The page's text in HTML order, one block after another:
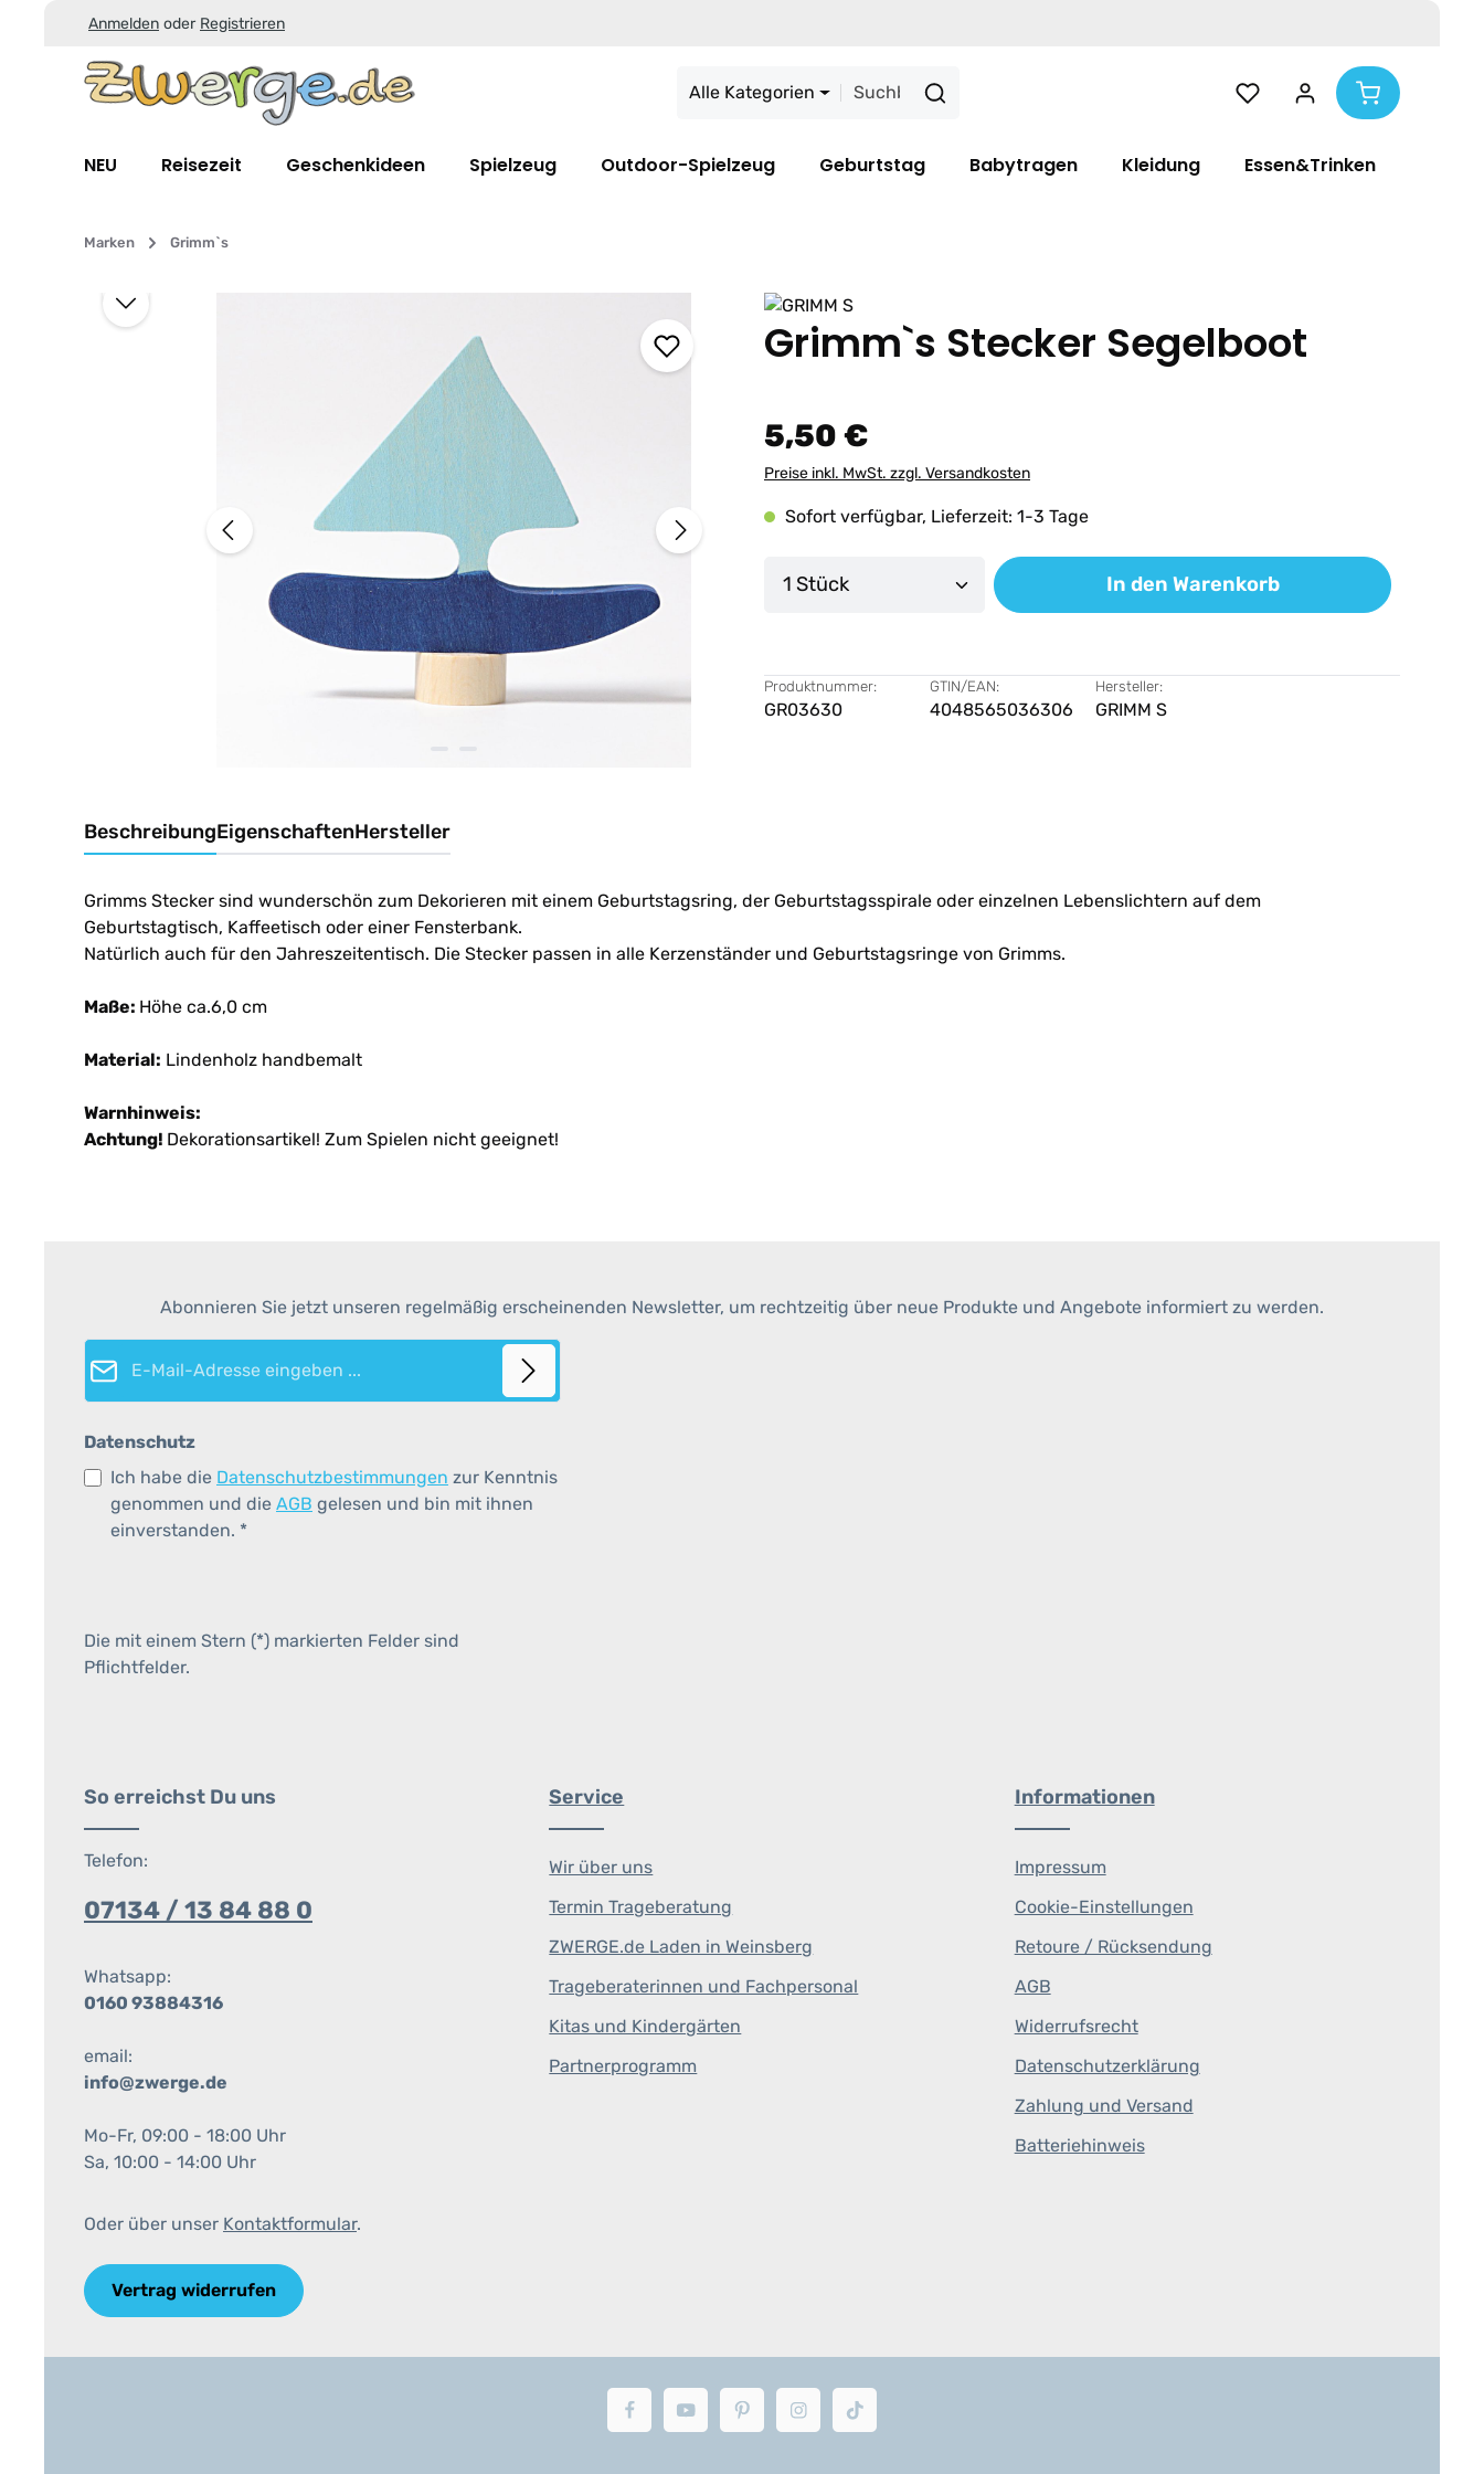
Zum Hauptinhalt springen
Zur Suche springen
Zur Hauptnavigation springen
Anmelden oder Registrieren
Alle Kategorien
NEU Reisezeit Geschenkideen Spielzeug Outdoor-Spielzeug Geburtstag Babytragen Kleidung Essen&Trinken
Marken Grimm`s
Bildergalerie überspringen
Grimm`s Stecker Segelboot
5,50 €
Preise inkl. MwSt. zzgl. Versandkosten
Sofort verfügbar, Lieferzeit: 1-3 Tage
Produkt Anzahl: Gib den gewünschten Wert ein oder
In den Warenkorb
Produktnummer:
GR03630
GTIN/EAN:
4048565036306
Hersteller:
GRIMM S
BeschreibungEigenschaftenHersteller
Grimms Stecker sind wunderschön zum Dekorieren mit einem Geburtstagsring, der Geburtstagsspirale oder einzelnen Lebenslichtern auf dem
Geburtstagtisch, Kaffeetisch oder einer Fensterbank.
Natürlich auch für den Jahreszeitentisch. Die Stecker passen in alle Kerzenständer und Geburtstagsringe von Grimms.
Maße: Höhe ca.6,0 cm
Material: Lindenholz handbemalt
Warnhinweis:
Achtung! Dekorationsartikel! Zum Spielen nicht geeignet!
Abonnieren Sie jetzt unseren regelmäßig erscheinenden Newsletter, um rechtzeitig über neue Produkte und Angebote informiert zu werden.
E-Mail-Adresse*
Datenschutz
Ich habe die Datenschutzbestimmungen zur Kenntnis
genommen und die AGB gelesen und bin mit ihnen
einverstanden. *
Die mit einem Stern (*) markierten Felder sind
Pflichtfelder.
So erreichst Du uns
Telefon:
07134 / 13 84 88 0
Whatsapp:
0160 93884316
email:
info@zwerge.de
Mo-Fr, 09:00 - 18:00 Uhr
Sa, 10:00 - 14:00 Uhr
Oder über unser Kontaktformular.
Vertrag widerrufen
Service
Wir über uns
Termin Trageberatung
ZWERGE.de Laden in Weinsberg
Trageberaterinnen und Fachpersonal
Kitas und Kindergärten
Partnerprogramm
Informationen
Impressum
Cookie-Einstellungen
Retoure / Rücksendung
AGB
Widerrufsrecht
Datenschutzerklärung
Zahlung und Versand
Batteriehinweis